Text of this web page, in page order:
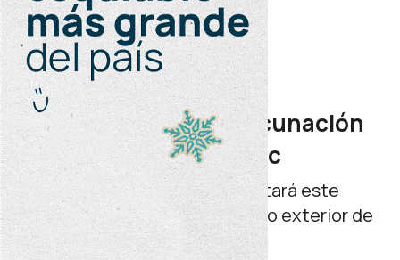
Salud
Cuidado integral
Confirmado: habrá vacunación
antigripal en el AutoVac
Se trata del dispositivo que estará este
domingo en el estacionamiento exterior de
la Legislatura.